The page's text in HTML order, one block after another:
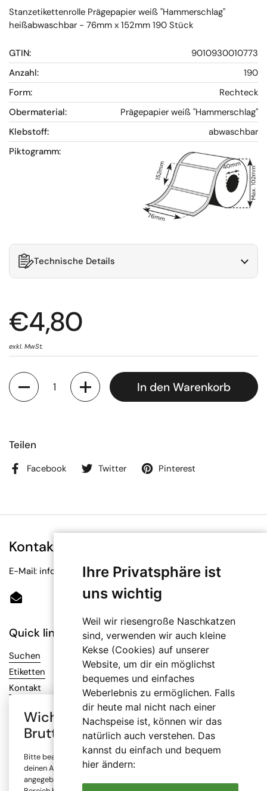
Ihre Privatsphäre ist
uns wichtig
Weil wir riesengroße Naschkatzen
sind, verwenden wir auch kleine
Kekse (Cookies) auf unserer
Website, um dir ein möglichst
bequemes und einfaches
Weberlebnis zu ermöglichen. Falls
dir heute mal nicht nach einer
Nachspeise ist, können wir das
natürlich auch verstehen. Das
kannst du einfach und bequem
hier ändern:
Stanzetikettenrolle Prägepapier weiß "Hammerschlag"
heißabwaschbar - 76mm x 152mm 190 Stück
GTIN:
9010930010773
Anzahl:
190
Form:
Rechteck
Obermaterial:
Prägepapier weiß "Hammerschlag"
Klebstoff:
abwaschbar
Piktogramm:
Technische Details
€4,80
exkl. MwSt.
Anzahl
In den Warenkorb
Teilen
Facebook Twitter Pinterest
Kontakt
E-Mail: info@bioetiketten.at
Email
Quick links
Suchen
Etiketten
Kontakt
Infos
Datenschutz
Impressum
Wichtiger Hinweis: Auswahl
Brutto- oder Netto-Preise
Bitte beachte, dass alle Preise in unserem Online-Shop je nach
deinen Angaben mit oder ohne Mehrwertsteuer (MwSt.)
angegeben sind. Die Mehrwertsteuer wird erst im Checkout-